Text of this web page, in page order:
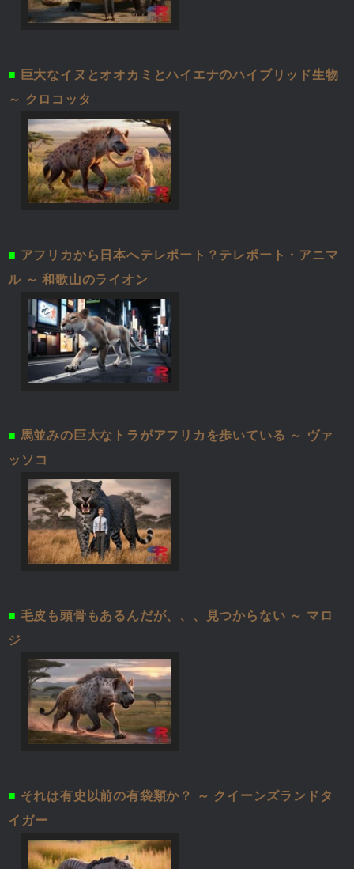
■ 巨大なイヌとオオカミとハイエナのハイブリッド生物
～ クロコッタ
■ アフリカから日本へテレポート？テレポート・アニマ
ル ～ 和歌山のライオン
■ 馬並みの巨大なトラがアフリカを歩いている ～ ヴァ
ッソコ
■ 毛皮も頭骨もあるんだが、、、見つからない ～ マロ
ジ
■ それは有史以前の有袋類か？ ～ クイーンズランドタ
イガー